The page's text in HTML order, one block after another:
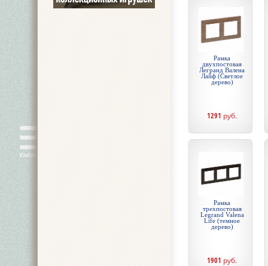
Рамка
двухпостовая
Легранд Валена
Лайф (Светлое
дерево)
1291 руб.
Рамка
трехпостовая
Legrand Valena
Life (темное
дерево)
1901 руб.